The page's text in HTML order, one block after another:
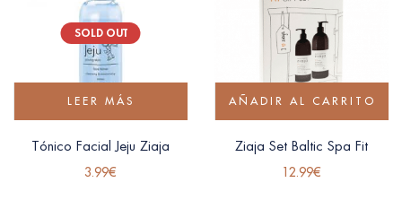
SOLD OUT
LEER MÁS
Tónico Facial Jeju Ziaja
3.99€
AÑADIR AL CARRITO
Ziaja Set Baltic Spa Fit
12.99€